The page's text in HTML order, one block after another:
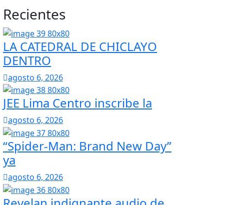
Recientes
LA CATEDRAL DE CHICLAYO
DENTRO
agosto 6, 2026
JEE Lima Centro inscribe la
agosto 6, 2026
“Spider-Man: Brand New Day”
ya
agosto 6, 2026